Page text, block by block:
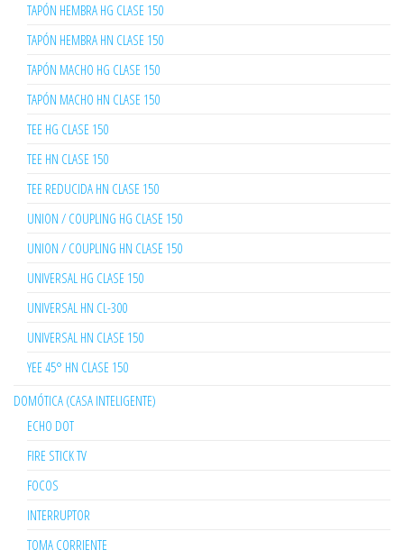
TAPÓN HEMBRA HG CLASE 150
TAPÓN HEMBRA HN CLASE 150
TAPÓN MACHO HG CLASE 150
TAPÓN MACHO HN CLASE 150
TEE HG CLASE 150
TEE HN CLASE 150
TEE REDUCIDA HN CLASE 150
UNION / COUPLING HG CLASE 150
UNION / COUPLING HN CLASE 150
UNIVERSAL HG CLASE 150
UNIVERSAL HN CL-300
UNIVERSAL HN CLASE 150
YEE 45° HN CLASE 150
DOMÓTICA (CASA INTELIGENTE)
ECHO DOT
FIRE STICK TV
FOCOS
INTERRUPTOR
TOMA CORRIENTE